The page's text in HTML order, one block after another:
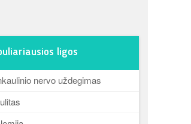
ligos
nervo uždegimas